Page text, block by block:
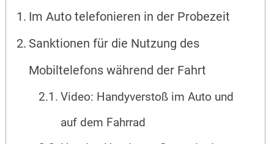
Im Auto telefonieren in der Probezeit
Sanktionen für die Nutzung des
Mobiltelefons während der Fahrt
Video: Handyverstoß im Auto und
auf dem Fahrrad